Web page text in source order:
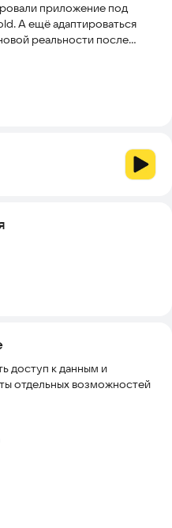
библиотеке PREMIER;
РПЛ, чемпионатами и
к RUTUBE без
и скидками.
приложение под
А ещё адаптироваться
реальности после
доступ к данным и
отдельных возможностей